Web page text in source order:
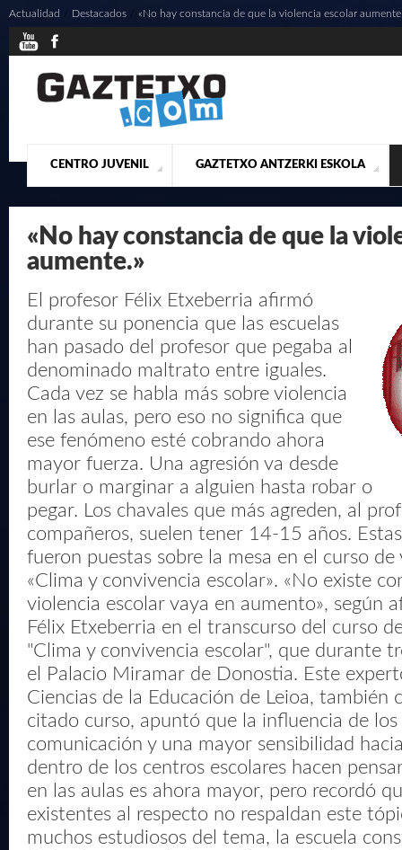
CENTRO JUVENIL
¿QUIENES SOMOS? ACTUALIDAD CONTACTO
GAZTETXO ANTZERKI ESKOLA
PRESENTACIÓN MUSICALES
Actualidad / Destacados «No hay constancia de que la violencia escolar
«No hay constancia de que la
aumente.»
El profesor Félix Etxeberria afirmó
durante su ponencia que las escuelas
han pasado del profesor que pegaba al
denominado maltrato entre iguales.
Cada vez se habla más sobre violencia
en las aulas, pero eso no significa que
ese fenómeno esté cobrando ahora
mayor fuerza. Una agresión va desde
burlar o marginar a alguien hasta robar o
pegar. Los chavales que más agreden, al
compañeros, suelen tener 14-15 años.
fueron puestas sobre la mesa en el curso de
«Clima y convivencia escolar». «No existe
violencia escolar vaya en aumento», según
Félix Etxeberria en el transcurso del curso
"Clima y convivencia escolar", que durante
el Palacio Miramar de Donostia. Este
Ciencias de la Educación de Leioa, también
citado curso, apuntó que la influencia de los
comunicación y una mayor sensibilidad
dentro de los centros escolares hacen
en las aulas es ahora mayor, pero recordó
existentes al respecto no respaldan este
muchos estudiosos del tema, la escuela